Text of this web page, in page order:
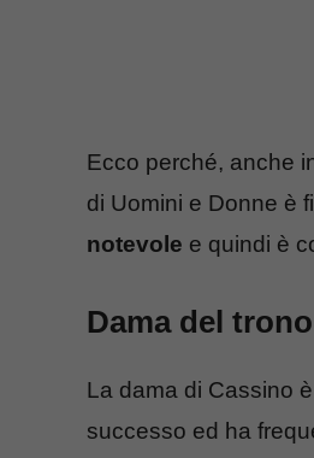
Ecco perché, anche
di Uomini e Donne è
notevole e quindi è
Dama del
La dama di Cassino
successo ed ha